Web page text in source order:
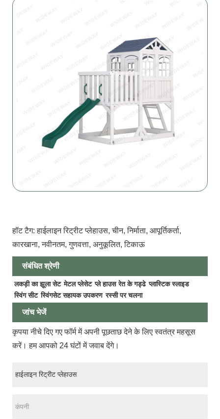
हॉट टैग: हाईलाइन रिट्रीट प्लेहाउस, चीन, निर्माता, आपूर्तिकर्ता,
कारखाना, नवीनतम, गुणवत्ता, अनुकूलित, टिकाऊ
संबंधित श्रेणी
लकड़ी का झूला सेट मेटल प्लेसेट प्ले हाउस रेत के गड्ढे प्लास्टिक स्लाइड
स्विंग सीट स्विंगसेट सहायक उपकरण रस्सी पर चलना
जांच भेजें
कृपया नीचे दिए गए फॉर्म में अपनी पूछताछ देने के लिए स्वतंत्र महसूस
करें। हम आपको 24 घंटों में जवाब देंगे।